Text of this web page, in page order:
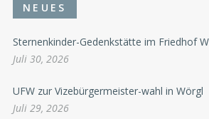
NEUES
Sternenkinder-Gedenkstätte im Friedhof
Juli 30, 2026
UFW zur Vizebürgermeister-wahl in Wörgl
Juli 29, 2026